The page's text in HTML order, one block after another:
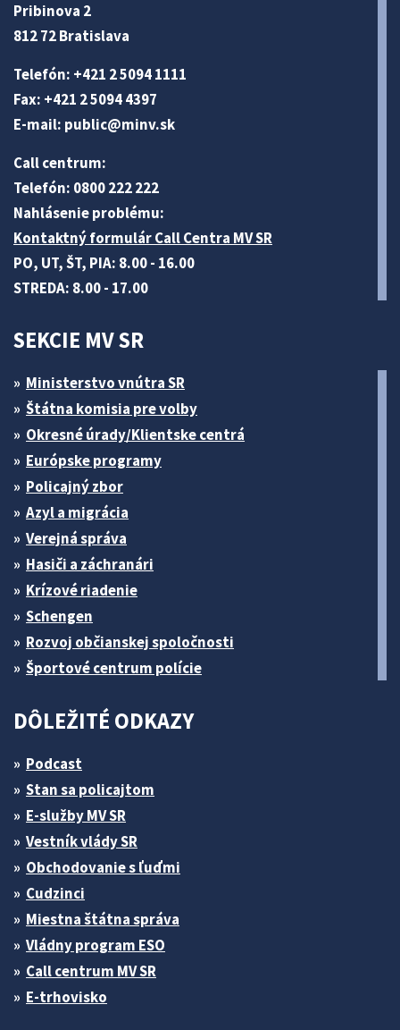
Pribinova 2
812 72 Bratislava
Telefón: +421 2 5094 1111
Fax: +421 2 5094 4397
E-mail: public@minv.sk
Call centrum:
Telefón: 0800 222 222
Nahlásenie problému:
Kontaktný formulár Call Centra MV SR
PO, UT, ŠT, PIA: 8.00 - 16.00
STREDA: 8.00 - 17.00
SEKCIE MV SR
Ministerstvo vnútra SR
Štátna komisia pre volby
Okresné úrady/Klientske centrá
Európske programy
Policajný zbor
Azyl a migrácia
Verejná správa
Hasiči a záchranári
Krízové riadenie
Schengen
Rozvoj občianskej spoločnosti
Športové centrum polície
DÔLEŽITÉ ODKAZY
Podcast
Stan sa policajtom
E-služby MV SR
Vestník vlády SR
Obchodovanie s ľuďmi
Cudzinci
Miestna štátna správa
Vládny program ESO
Call centrum MV SR
E-trhovisko